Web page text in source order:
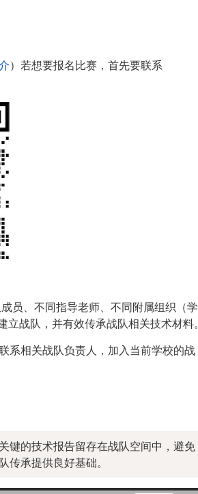
）若想要报名比赛，首先要联系
员、不同指导老师、不同附属组织（学
战队，并有效传承战队相关技术材料。
系相关战队负责人，加入当前学校的战
键的技术报告留存在战队空间中，避免
承提供良好基础。